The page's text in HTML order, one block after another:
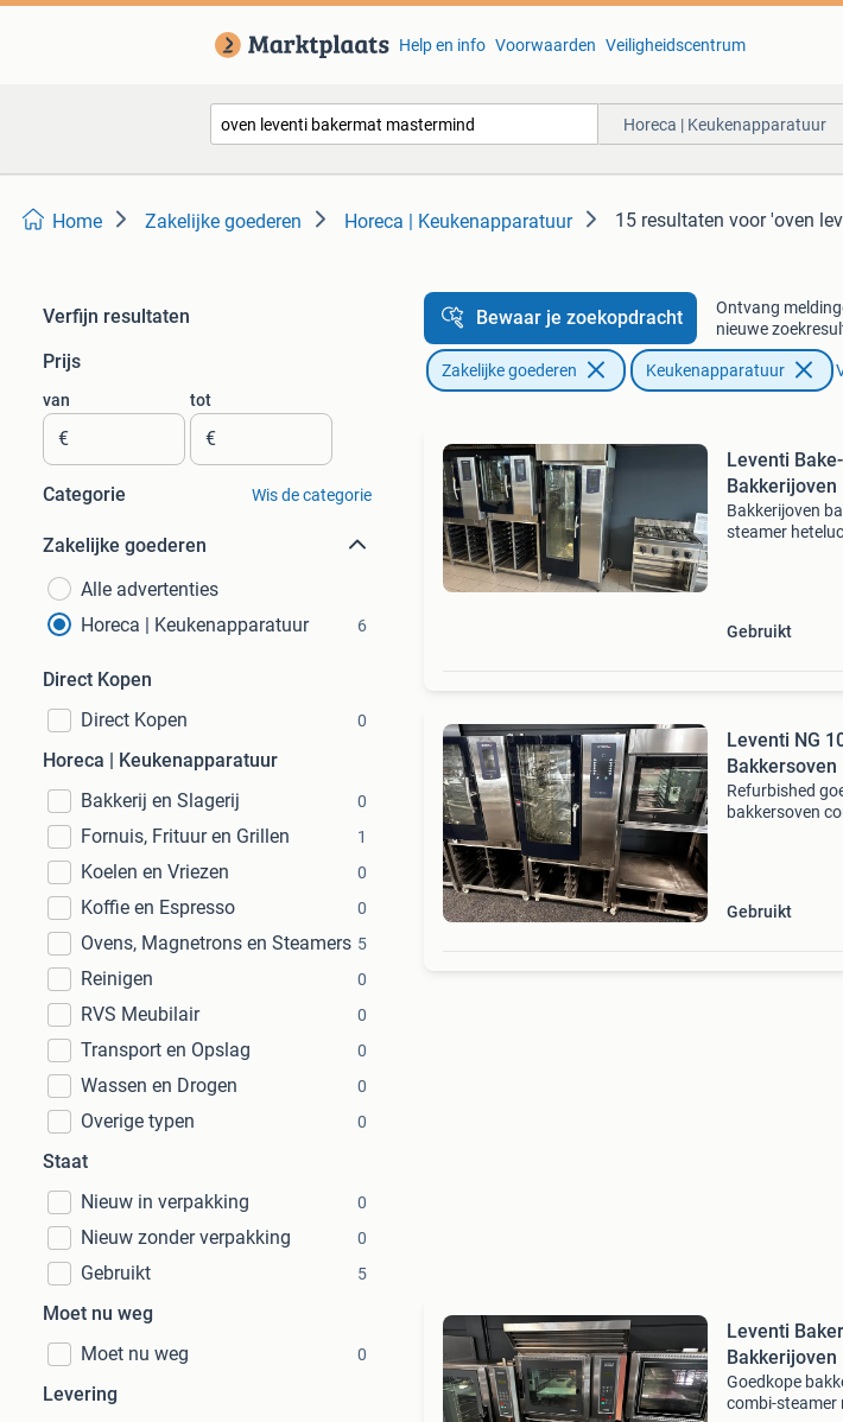
Help en info Voorwaarden Veiligheidscentrum
Horeca | Keukenapparatuur
Home Zakelijke goederen Horeca | Keukenapparatuur 15 resultaten voor 'oven
Verfijn resultaten
Prijs
van
€
tot
€
Categorie Wis de categorie
Zakelijke goederen
Alle advertenties
Horeca | Keukenapparatuur
6
Direct Kopen
Direct Kopen
0
Horeca | Keukenapparatuur
Bakkerij en Slagerij
0
Fornuis, Frituur en Grillen 1
Koelen en Vriezen 0
Koffie en Espresso 0
Ovens, Magnetrons en Steamers 5
Reinigen 0
RVS Meubilair 0
Transport en Opslag 0
Wassen en Drogen 0
Overige typen 0
Staat
Nieuw in verpakking
0
Nieuw zonder verpakking 0
Gebruikt 5
Moet nu weg
Moet nu weg
0
Levering
Bewaar je zoekopdracht
Ontvang
nieuwe
Zakelijke goederen Keukenapparatuur
Leventi
Bakkerijoven
Bakkerijoven
steamer
Gebruikt
Leventi NG
Bakkersoven
Refurbished
bakkersoven
Gebruikt
Leventi
Bakkerijoven
Goedkope
combi-steamer